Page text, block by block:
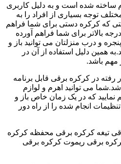
ساخته شده است و به دلیل کاربری
توجه بسیاری از افراد را به
که کرکره دستی برای شما فراهم
بالاتر برای شما فراهم آورده
و درب منزلتان می توانید باز و
همین دلیل استفاده از آن در
مهم باشد.
رفته در کرکره برقی قابل برنامه
می توانید اهرم و لوازم
نمایید که در یک زمان خاص باز و
انجام شده را از راه دور
تیغه کرکره برقی محفظه کرکره
برقی ریموت کرکره برقی